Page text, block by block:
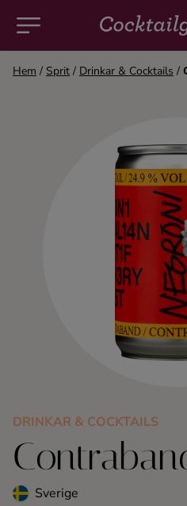
Alla cocktails & drinkar
Konjak
Likör
Hem / Sprit / Drinkar & Cocktails /
DRINKAR & COCKTAILS
Sverige